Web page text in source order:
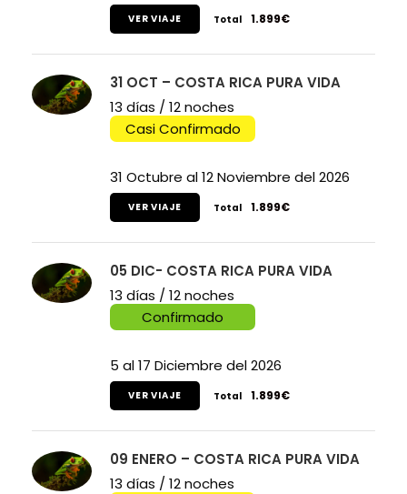
VER VIAJE Total 1.899€
31 OCT – COSTA RICA PURA VIDA
13 días / 12 noches
Casi Confirmado
31 Octubre al 12 Noviembre del 2026
VER VIAJE Total 1.899€
05 DIC- COSTA RICA PURA VIDA
13 días / 12 noches
Confirmado
5 al 17 Diciembre del 2026
VER VIAJE Total 1.899€
09 ENERO – COSTA RICA PURA VIDA
13 días / 12 noches